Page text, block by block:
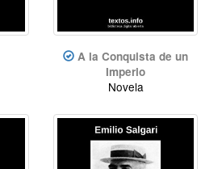
A la Conquista de un
Imperio
Novela